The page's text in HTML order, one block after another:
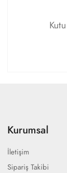
Kurumsal
İletişim
Sipariş Takibi